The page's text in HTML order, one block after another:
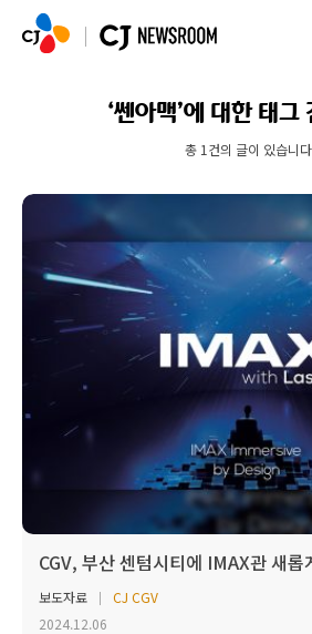
‘쎈아맥’에 대한 태그
총 1건의 글이 있습니다
CGV, 부산 센텀시티에 IMAX관 새롭
보도자료
CJ CGV
2024.12.06